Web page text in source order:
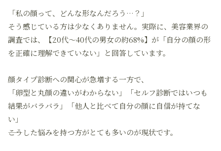
「私の顔って、どんな形なんだろう…？」
そう感じている方は少なくありません。実際に、美容業界の
調査では、【20代～40代の男女の約68%】が「自分の顔の形
を正確に理解できていない」と回答しています。
顔タイプ診断への関心が急増する一方で、
「卵型と丸顔の違いがわからない」「セルフ診断ではいつも
結果がバラバラ」「他人と比べて自分の顔に自信が持てな
い」
――こうした悩みを持つ方がとても多いのが現状です。